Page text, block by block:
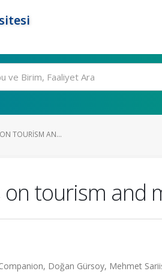
TOURISM AN...
tourism and
Doğan Gürsoy, Mehmet